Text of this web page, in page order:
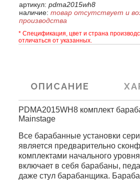
артикул:pdma2015wh8
наличие:товар отсутствует и
производства
* Спецификация, цвет и страна
отличаться от указанных.
ОПИСАНИЕ
PDMA2015WH8 комплект
Mainstage
Все барабанные установки
является предварительно
комплектами начального
включает в себя барабаны,
даже стул барабанщика.